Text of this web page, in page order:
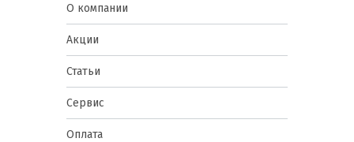
О компании
Акции
Статьи
Сервис
Оплата